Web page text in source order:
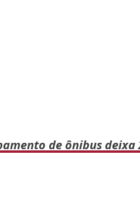
de ônibus